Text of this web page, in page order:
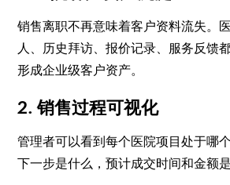
销售离职不再意味着客户资料流失。
人、历史拜访、报价记录、服务反馈
形成企业级客户资产。
2. 销售过程可视化
管理者可以看到每个医院项目处于哪
下一步是什么，预计成交时间和金额是